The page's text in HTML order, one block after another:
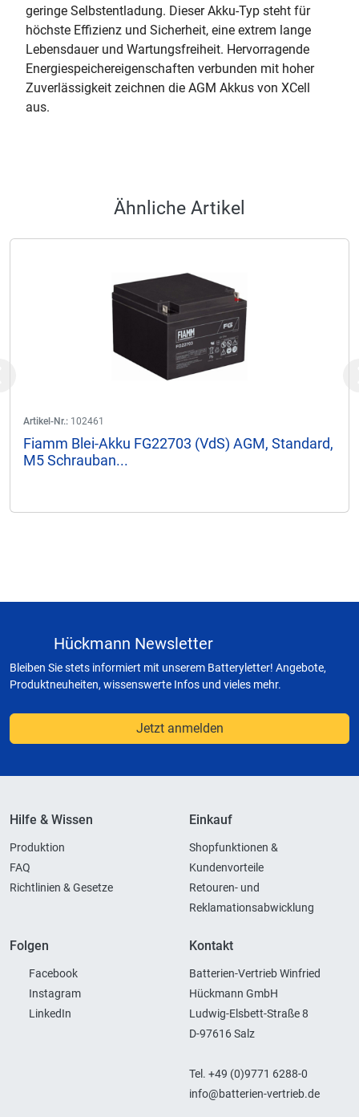
geringe Selbstentladung. Dieser Akku-Typ steht für
höchste Effizienz und Sicherheit, eine extrem lange
Lebensdauer und Wartungsfreiheit. Hervorragende
Energiespeichereigenschaften verbunden mit hoher
Zuverlässigkeit zeichnen die AGM Akkus von XCell
aus.
Ähnliche Artikel
Artikel-Nr.: 102461
Fiamm Blei-Akku FG22703 (VdS) AGM, Standard,
M5 Schrauban...
Hückmann Newsletter
Bleiben Sie stets informiert mit unserem Batteryletter! Angebote,
Produktneuheiten, wissenswerte Infos und vieles mehr.
Jetzt anmelden
Hilfe & Wissen
Produktion
FAQ
Richtlinien & Gesetze
Einkauf
Shopfunktionen &
Kundenvorteile
Retouren- und
Reklamationsabwicklung
Folgen
Facebook
Instagram
LinkedIn
Kontakt
Batterien-Vertrieb Winfried
Hückmann GmbH
Ludwig-Elsbett-Straße 8
D-97616 Salz
Tel. +49 (0)9771 6288-0
info@batterien-vertrieb.de